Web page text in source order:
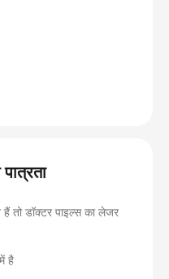
तो डॉक्टर पाइल्स का लेजर
है